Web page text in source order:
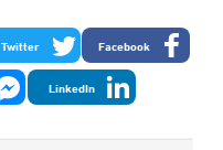
Facebook
Twitter
LinkedIn